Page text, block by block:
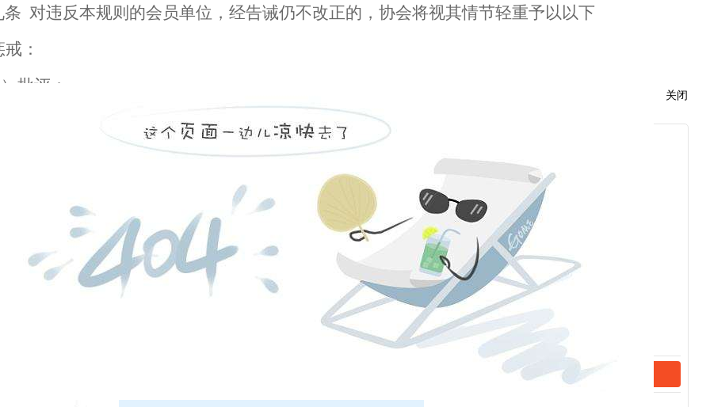
条 对违反本规则的会员单位，经告诫仍不改正的，协会将视其情节轻重予以以下
：
批评；
关违规期货从业人员，协会将根据情节轻重给予相应的纪律惩戒。
本规则由中国期货业协会负责解释。
中华人民共和国期货和衍生品法
分享到
关闭
在线客服
日盘下单电话：
夜盘下单电话：